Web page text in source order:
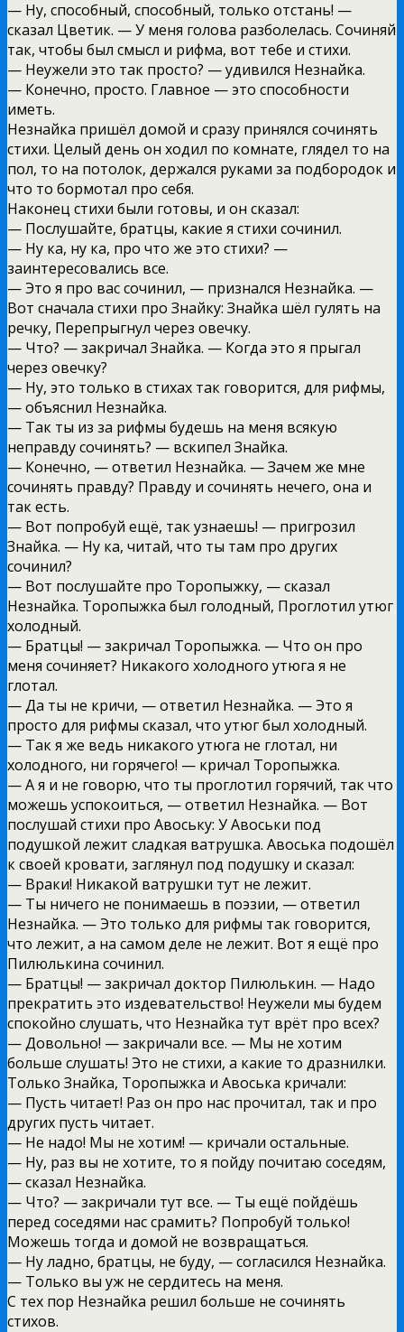
— Ну, способный, способный, только отстань! —
сказал Цветик. — У меня голова разболелась. Сочиняй
так, чтобы был смысл и рифма, вот тебе и стихи.
— Неужели это так просто? — удивился Незнайка.
— Конечно, просто. Главное — это способности
иметь.
Незнайка пришёл домой и сразу принялся сочинять
стихи. Целый день он ходил по комнате, глядел то на
пол, то на потолок, держался руками за подбородок и
что то бормотал про себя.
Наконец стихи были готовы, и он сказал:
— Послушайте, братцы, какие я стихи сочинил.
— Ну ка, ну ка, про что же это стихи? —
заинтересовались все.
— Это я про вас сочинил, — признался Незнайка. —
Вот сначала стихи про Знайку: Знайка шёл гулять на
речку, Перепрыгнул через овечку.
— Что? — закричал Знайка. — Когда это я прыгал
через овечку?
— Ну, это только в стихах так говорится, для рифмы,
— объяснил Незнайка.
— Так ты из за рифмы будешь на меня всякую
неправду сочинять? — вскипел Знайка.
— Конечно, — ответил Незнайка. — Зачем же мне
сочинять правду? Правду и сочинять нечего, она и
так есть.
— Вот попробуй ещё, так узнаешь! — пригрозил
Знайка. — Ну ка, читай, что ты там про других
сочинил?
— Вот послушайте про Торопыжку, — сказал
Незнайка. Торопыжка был голодный, Проглотил утюг
холодный.
— Братцы! — закричал Торопыжка. — Что он про
меня сочиняет? Никакого холодного утюга я не
глотал.
— Да ты не кричи, — ответил Незнайка. — Это я
просто для рифмы сказал, что утюг был холодный.
— Так я же ведь никакого утюга не глотал, ни
холодного, ни горячего! — кричал Торопыжка.
— А я и не говорю, что ты проглотил горячий, так что
можешь успокоиться, — ответил Незнайка. — Вот
послушай стихи про Авоську: У Авоськи под
подушкой лежит сладкая ватрушка. Авоська подошёл
к своей кровати, заглянул под подушку и сказал:
— Враки! Никакой ватрушки тут не лежит.
— Ты ничего не понимаешь в поэзии, — ответил
Незнайка. — Это только для рифмы так говорится,
что лежит, а на самом деле не лежит. Вот я ещё про
Пилюлькина сочинил.
— Братцы! — закричал доктор Пилюлькин. — Надо
прекратить это издевательство! Неужели мы будем
спокойно слушать, что Незнайка тут врёт про всех?
— Довольно! — закричали все. — Мы не хотим
больше слушать! Это не стихи, а какие то дразнилки.
Только Знайка, Торопыжка и Авоська кричали:
— Пусть читает! Раз он про нас прочитал, так и про
других пусть читает.
— Не надо! Мы не хотим! — кричали остальные.
— Ну, раз вы не хотите, то я пойду почитаю соседям,
— сказал Незнайка.
— Что? — закричали тут все. — Ты ещё пойдёшь
перед соседями нас срамить? Попробуй только!
Можешь тогда и домой не возвращаться.
— Ну ладно, братцы, не буду, — согласился Незнайка.
— Только вы уж не сердитесь на меня.
С тех пор Незнайка решил больше не сочинять
стихов.